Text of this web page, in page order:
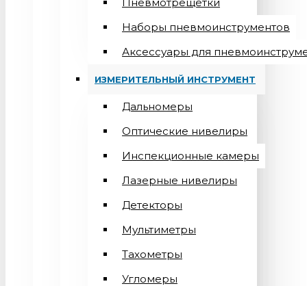
Наборы пневмоинструментов
Аксессуары для
ИЗМЕРИТЕЛЬНЫЙ ИНСТРУМЕНТ
Дальномеры
Оптические нивелиры
Инспекционные камеры
Лазерные нивелиры
Детекторы
Мультиметры
Тахометры
Угломеры